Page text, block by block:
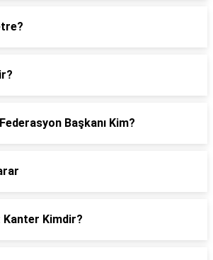
Başkanı Kim?
Kimdir?